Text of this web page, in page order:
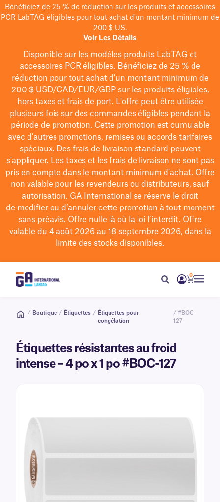
Bénéficiez de 25 % de réduction sur les produits et accessoires
PCR LabTAG éligibles pour tout achat d'un montant minimum de
200 $ US.
Voir Les Détails
Disponible sur les modèles produits LabTAG et
accessoires PCR éligibles. Bénéficiez de 25 % de
réduction pour tout achat d'un montant minimum de
200 $USD/CAD/EUR/GBPsur les produits éligibles,
hors taxes et frais de port. L'offre peut être utilisée
plusieurs fois sur des commandes éligibles pendant la
période de promotion. Cette promotion est cumulable
avec d'autres promotions, remises ou accords tarifaires
spéciaux. Des frais de livraison standard peuvent
s'appliquer. Les taxes et les frais de livraison ne sont pas
pris en compte dans le montant minimum d'achat. Offre
non valable pour les revendeurs ou distributeurs, sauf
autorisation. GA International se réserve le droit
de modifierou d’annuler cette promotion à tout moment
sans préavis. Offre nulle là où la loi l’interdit. Offre
valable du 4 août 2026 au 18 septembre 2026, dans la
limite des stocks disponibles.
0
/ Boutique / Étiquettes / Étiquettes pour
congélation
/ #BOC-
127
Étiquettes résistantes au froid
intense – 4 po x 1 po #BOC-127